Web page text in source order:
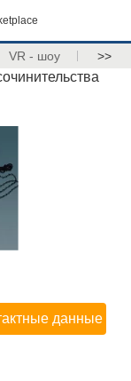
VR - шоу >>
данные